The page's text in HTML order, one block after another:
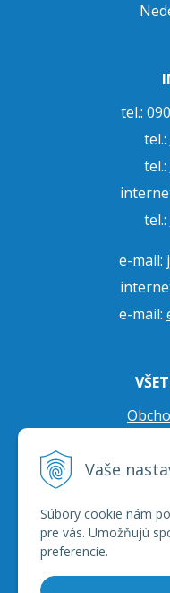
Vaše
Súbory cookie nám
pre vás. Umožňujú
preferencie.
tel.:
tel.:
tel.:
tel.:
e-mail:
e-mail: